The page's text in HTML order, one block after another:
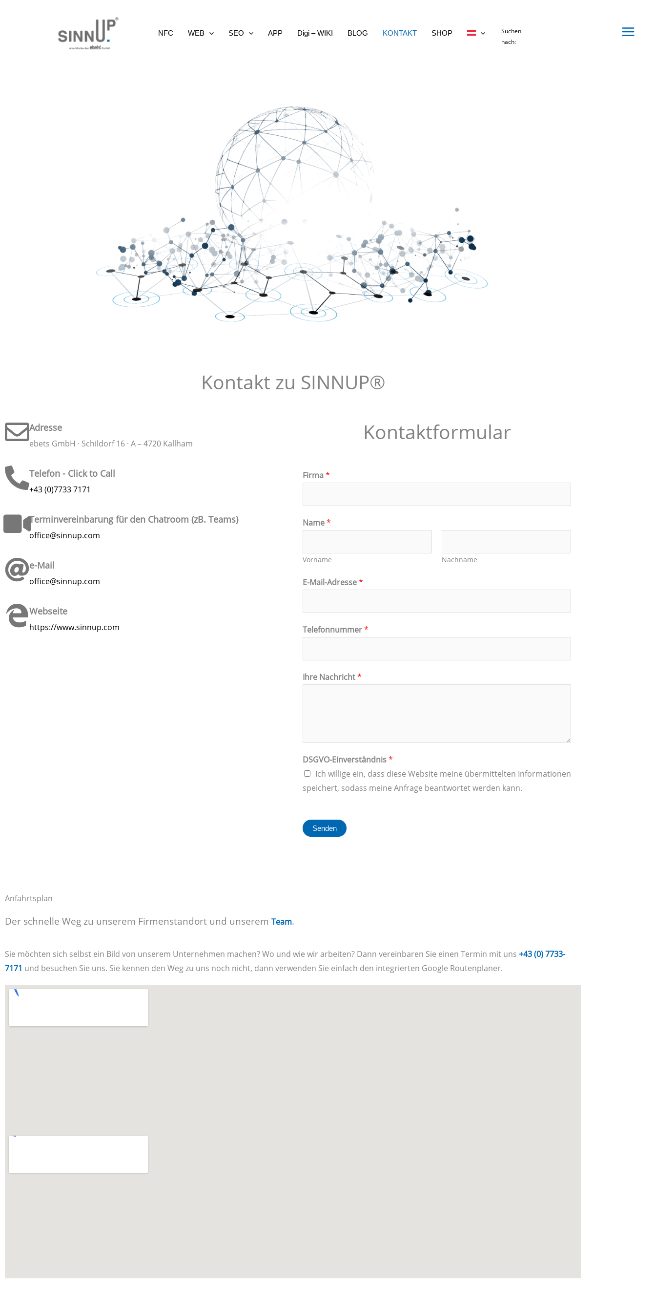
NFC WEB SEO APP Digi – WIKI BLOG KONTAKT SHOP
Suchen
nach:
Kontakt zu SINNUP®
Adresse
ebets GmbH · Schildorf 16 · A – 4720 Kallham
Telefon - Click to Call
+43 (0)7733 7171
Terminvereinbarung für den Chatroom (zB. Teams)
office@sinnup.com
e-Mail
office@sinnup.com
Webseite
https://www.sinnup.com
Kontaktformular
Firma*
Name*
Vorname Nachname
E-Mail-Adresse*
Telefonnummer*
*
E
i
l
-
A
e
Ihre Nachricht*
DSGVO-Einverständnis*
Ich willige ein, dass diese Website meine übermittelten Informationen
speichert, sodass meine Anfrage beantwortet werden kann.
Senden
Anfahrtsplan
Der schnelle Weg zu unserem Firmenstandort und unserem Team.
Sie möchten sich selbst ein Bild von unserem Unternehmen machen? Wo und wie wir arbeiten? Dann vereinbaren Sie einen Termin mit uns +43 (0) 7733-
7171 und besuchen Sie uns. Sie kennen den Weg zu uns noch nicht, dann verwenden Sie einfach den integrierten Google Routenplaner.